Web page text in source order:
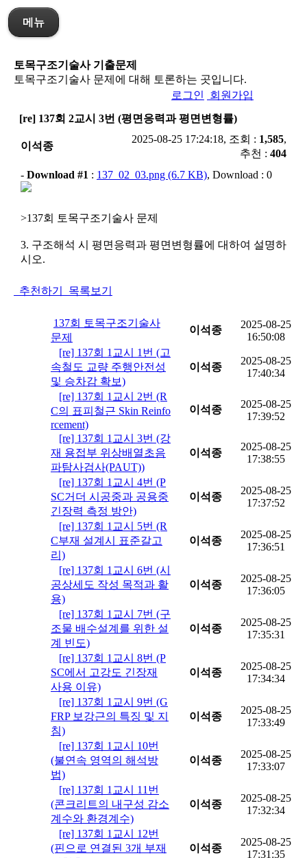
메뉴
토목구조기술사 기출문제
토목구조기술사 문제에 대해 토론하는 곳입니다.
로그인
회원가입
[re] 137회 2교시 3번 (평면응력과 평면변형률)
이석종
2025-08-25 17:24:18, 조회 : 1,585,
추천 : 404
- Download #1 : 137_02_03.png (6.7 KB), Download : 0
>137회 토목구조기술사 문제
3. 구조해석 시 평면응력과 평면변형률에 대하여 설명하
시오.
추천하기 목록보기
137회 토목구조기술사
문제
이석종
2025-08-25
16:50:08
[re] 137회 1교시 1번 (고
속철도 교량 주행안전성
및 승차감 확보)
이석종
2025-08-25
17:40:34
[re] 137회 1교시 2번 (R
C의 표피철근 Skin Reinfo
rcement)
이석종
2025-08-25
17:39:52
[re] 137회 1교시 3번 (강
재 용접부 위상배열초음
파탐사검사(PAUT))
이석종
2025-08-25
17:38:55
[re] 137회 1교시 4번 (P
SC거더 시공중과 공용중
긴장력 측정 방안)
이석종
2025-08-25
17:37:52
[re] 137회 1교시 5번 (R
C부재 설계시 표준갈고
리)
이석종
2025-08-25
17:36:51
[re] 137회 1교시 6번 (시
공상세도 작성 목적과 활
용)
이석종
2025-08-25
17:36:05
[re] 137회 1교시 7번 (구
조물 배수설계를 위한 설
계 빈도)
이석종
2025-08-25
17:35:31
[re] 137회 1교시 8번 (P
SC에서 고강도 긴장재
사용 이유)
이석종
2025-08-25
17:34:34
[re] 137회 1교시 9번 (G
FRP 보강근의 특징 및 지
침)
이석종
2025-08-25
17:33:49
[re] 137회 1교시 10번
(불연속 영역의 해석방
법)
이석종
2025-08-25
17:33:07
[re] 137회 1교시 11번
(콘크리트의 내구성 감소
계수와 환경계수)
이석종
2025-08-25
17:32:34
[re] 137회 1교시 12번
(핀으로 연결된 3개 부재
이석종
2025-08-25
17:31:35